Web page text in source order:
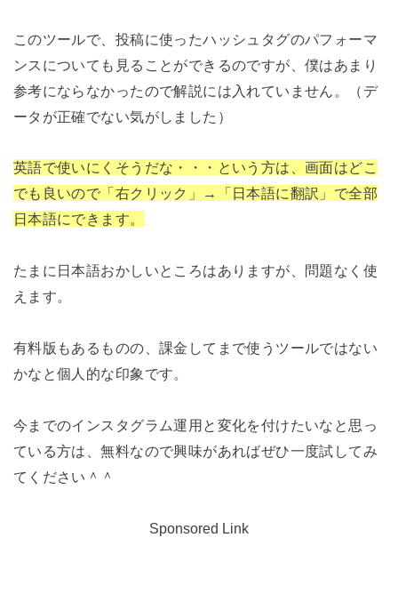
このツールで、投稿に使ったハッシュタグのパフォーマ
ンスについても見ることができるのですが、僕はあまり
参考にならなかったので解説には入れていません。（デ
ータが正確でない気がしました）
英語で使いにくそうだな・・・という方は、画面はどこ
でも良いので「右クリック」→「日本語に翻訳」で全部
日本語にできます。
たまに日本語おかしいところはありますが、問題なく使
えます。
有料版もあるものの、課金してまで使うツールではない
かなと個人的な印象です。
今までのインスタグラム運用と変化を付けたいなと思っ
ている方は、無料なので興味があればぜひ一度試してみ
てください＾＾
Sponsored Link